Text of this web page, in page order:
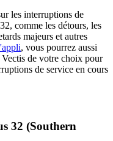
les interruptions de
comme les détours, les
majeurs et autres
, vous pourrez aussi
de votre choix pour
de service en cours
32 (Southern